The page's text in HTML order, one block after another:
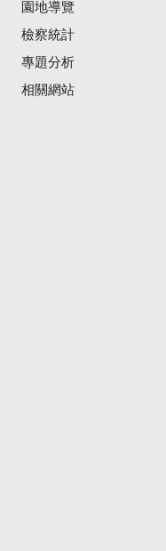
園地導覽
檢察統計
專題分析
相關網站